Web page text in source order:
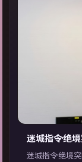
迷城指令·绝
迷城指令·绝境